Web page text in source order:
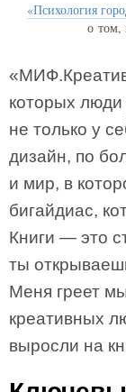
«Психология
о том,
которых люди
не только у
дизайн, по
и мир, в
бигайдиас,
Книги — это
ты
Меня греет
креативных
выросли на